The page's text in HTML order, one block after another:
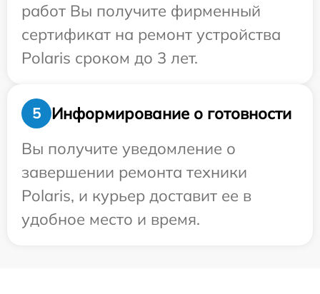
работ Вы получите фирменный
сертификат на ремонт устройства
Polaris сроком до 3 лет.
5
Информирование о готовности
Вы получите уведомление о
завершении ремонта техники
Polaris, и курьер доставит ее в
удобное место и время.